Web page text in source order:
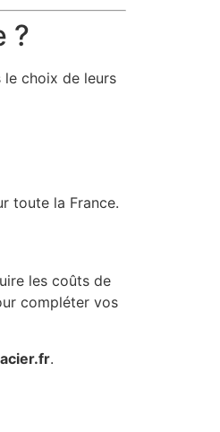
?
choix de leurs
toute la France.
les coûts de
compléter vos
.